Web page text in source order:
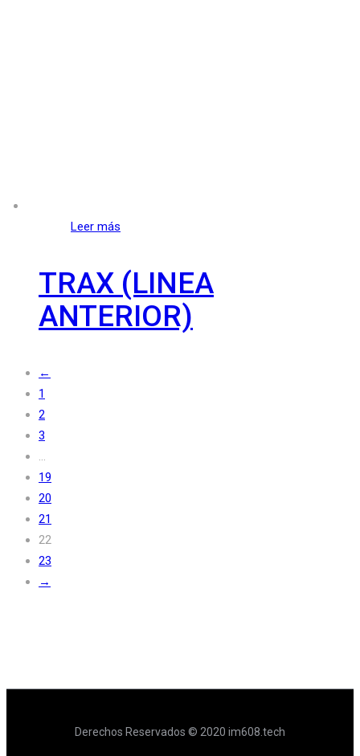
Leer más
TRAX (LINEA
ANTERIOR)
←
1
2
3
…
19
20
21
22
23
→
Derechos Reservados © 2020 im608.tech